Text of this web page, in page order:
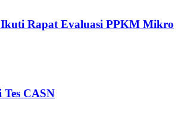
Ikuti Rapat Evaluasi PPKM Mikro
CASN